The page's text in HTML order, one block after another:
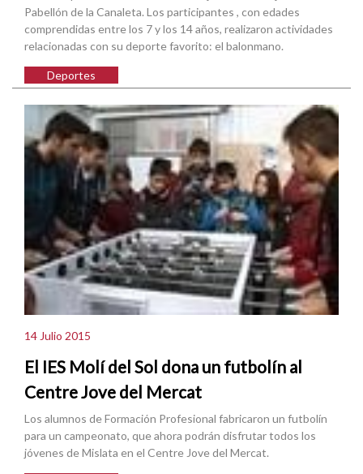
Pabellón de la Canaleta. Los participantes , con edades
comprendidas entre los 7 y los 14 años, realizaron actividades
relacionadas con su deporte favorito: el balonmano.
Deportes
14 Julio 2015
El IES Molí del Sol dona un futbolín al
Centre Jove del Mercat
Los alumnos de Formación Profesional fabricaron un futbolín
para un campeonato, que ahora podrán disfrutar todos los
jóvenes de Mislata en el Centre Jove del Mercat.